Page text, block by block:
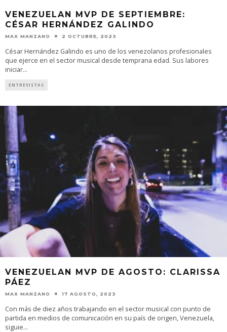
VENEZUELAN MVP DE SEPTIEMBRE:
CÉSAR HERNÁNDEZ GALINDO
MAX MANZANO 2 OCTUBRE, 2023
César Hernández Galindo es uno de los venezolanos profesionales
que ejerce en el sector musical desde temprana edad. Sus labores
iniciar...
ENTREVISTAS
VENEZUELAN MVP DE AGOSTO: CLARISSA
PÁEZ
MAX MANZANO 17 AGOSTO, 2023
Con más de diez años trabajando en el sector musical con punto de
partida en medios de comunicación en su país de origen, Venezuela,
siguie...